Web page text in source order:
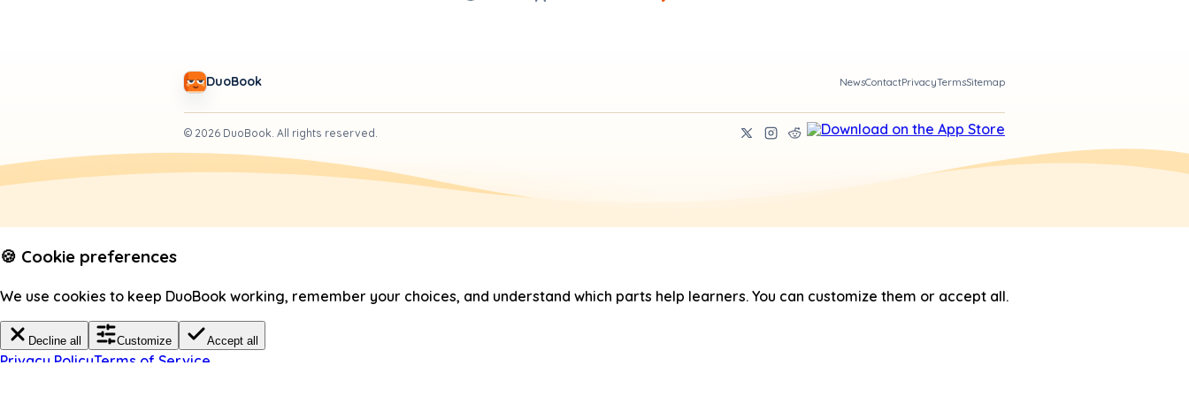
DuoBook NewsContactPrivacyTermsSitemap
© 2026 DuoBook. All rights reserved.
🍪 Cookie preferences
We use cookies to keep DuoBook working, remember your choices, and understand which parts help learners. You can customize them or accept all.
Decline all Customize Accept all
Privacy PolicyTerms of Service